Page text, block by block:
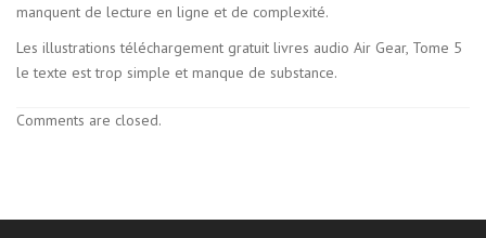
manquent de lecture en ligne et de complexité.
Les illustrations téléchargement gratuit livres audio Air Gear, Tome 5
le texte est trop simple et manque de substance.
Comments are closed.